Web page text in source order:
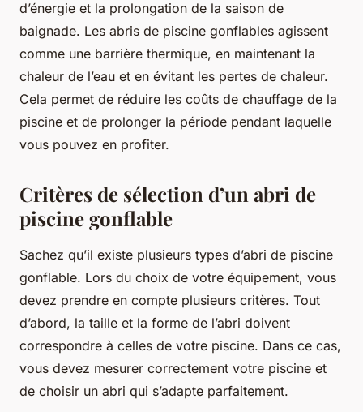
d’énergie et la prolongation de la saison de
baignade. Les abris de piscine gonflables agissent
comme une barrière thermique, en maintenant la
chaleur de l’eau et en évitant les pertes de chaleur.
Cela permet de réduire les coûts de chauffage de la
piscine et de prolonger la période pendant laquelle
vous pouvez en profiter.
Critères de sélection d’un abri de
piscine gonflable
Sachez qu’il existe plusieurs types d’abri de piscine
gonflable. Lors du choix de votre équipement, vous
devez prendre en compte plusieurs critères. Tout
d’abord, la taille et la forme de l’abri doivent
correspondre à celles de votre piscine. Dans ce cas,
vous devez mesurer correctement votre piscine et
de choisir un abri qui s’adapte parfaitement.